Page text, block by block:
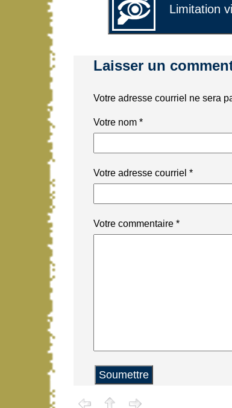
Limitation
Laisser un
Votre adresse courriel ne sera
Votre nom *
Votre adresse courriel *
Votre commentaire *